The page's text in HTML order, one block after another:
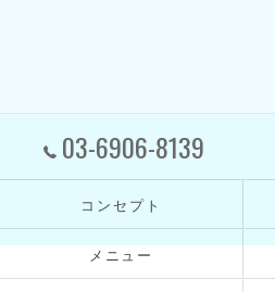
03-6906-8139
コンセプト
メニュー